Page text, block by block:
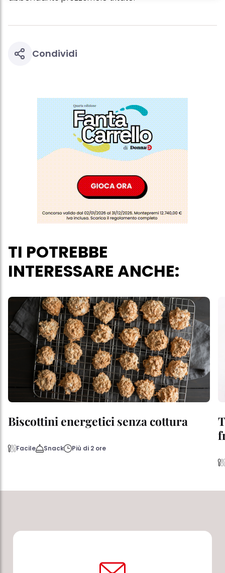
Condividi
TI POTREBBE
INTERESSARE ANCHE:
Biscottini energetici senza cottura
Facile Snack Più di 2 ore
profili per scopi di marketing personalizzato, in particolare per
web e altri media (di terzi) tramite i dispositivi assegnati a te o
alla tua famiglia, nonché per misurare e ottimizzare il successo
di pagina (Sezione "Cookie, Pixel, Impronte digitali e tecnologie
simili"). Puoi revocare il tuo consenso in qualsiasi momento con
effetto per il futuro disabilitando i cookie sul nostro sito web nella
sezione "Impostazioni cookie" collegata nel piè di pagina. Per
ulteriori informazioni sui cookie utilizzati su questo sito Web, in
particolare sul loro periodo di conservazione, consultare le
informazioni dettagliate su ciascun cookie disponibili facendo
clic su "modifica" di seguito".
Se fai clic su "Modifica" potrai trovare maggiori informazioni sul
trattamento dei tuoi dati / sull'uso dei cookie e consentirli per uno o
più degli scopi sopra menzionati. Cliccando su "Accetta tutto",
acconsenti all'uso dei cookie e al trattamento dei tuoi dati
personali per tutte le finalità sopra indicate. Se fai clic su "Rifiuta",
verranno utilizzati solo i cookie tecnicamente necessari per fornirti